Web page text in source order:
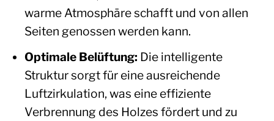
warme Atmosphäre schafft und von allen
Seiten genossen werden kann.
Optimale Belüftung: Die intelligente
Struktur sorgt für eine ausreichende
Luftzirkulation, was eine effiziente
Verbrennung des Holzes fördert und zu